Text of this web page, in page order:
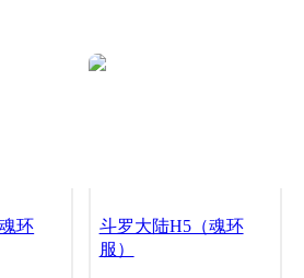
环
斗罗大陆H5（魂环
服）